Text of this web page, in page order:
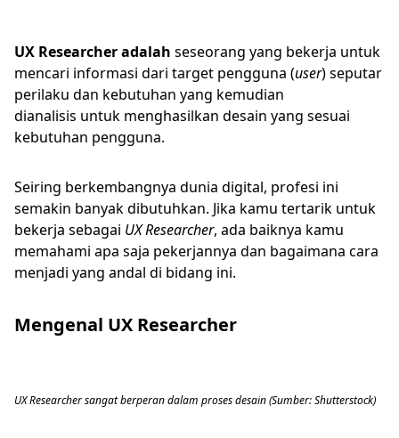
UX Researcher adalah seseorang yang bekerja untuk
mencari informasi dari target pengguna (user) seputar
perilaku dan kebutuhan yang kemudian
dianalisis untuk menghasilkan desain yang sesuai
kebutuhan pengguna.
Seiring berkembangnya dunia digital, profesi ini
semakin banyak dibutuhkan. Jika kamu tertarik untuk
bekerja sebagai UX Researcher, ada baiknya kamu
memahami apa saja pekerjannya dan bagaimana cara
menjadi yang andal di bidang ini.
Mengenal UX Researcher
UX Researcher sangat berperan dalam proses desain (Sumber: Shutterstock)